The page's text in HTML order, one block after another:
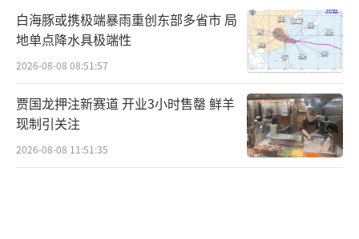
白海豚或携极端暴雨重创东部多省市 局
地单点降水具极端性
2026-08-08 08:51:57
贾国龙押注新赛道 开业3小时售罄 鲜羊
现制引关注
2026-08-08 11:51:35